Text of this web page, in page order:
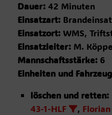
Dauer: 42 Minuten
Einsatzart:
Einsatzort: WMS,
Einsatzleiter: M. Köppe
Mannschaftsstärke: 6
Einheiten und
löschen und retten:
43-1-HLF
,